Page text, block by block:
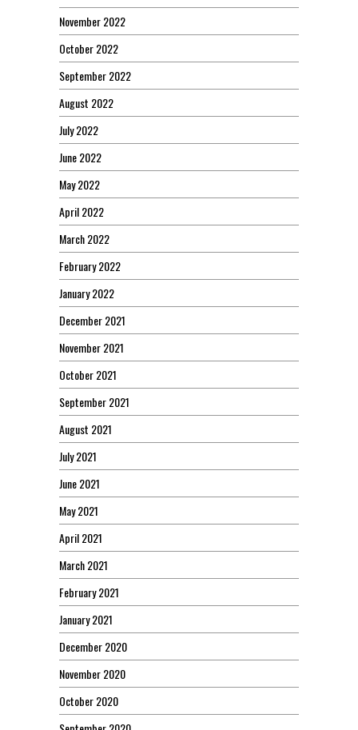
November 2022
October 2022
September 2022
August 2022
July 2022
June 2022
May 2022
April 2022
March 2022
February 2022
January 2022
December 2021
November 2021
October 2021
September 2021
August 2021
July 2021
June 2021
May 2021
April 2021
March 2021
February 2021
January 2021
December 2020
November 2020
October 2020